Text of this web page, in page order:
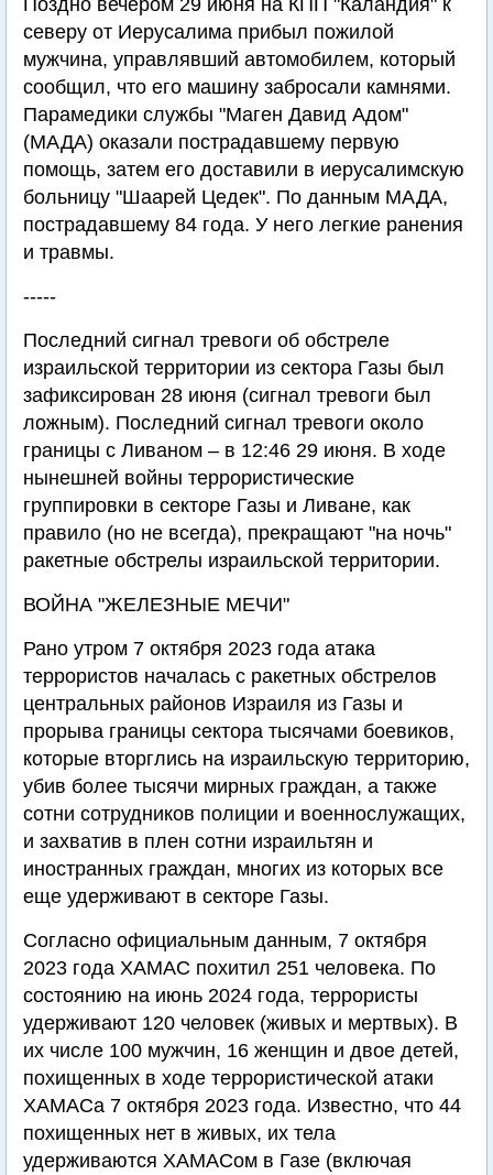
Поздно вечером 29 июня на КПП "Каландия" к
северу от Иерусалима прибыл пожилой
мужчина, управлявший автомобилем, который
сообщил, что его машину забросали камнями.
Парамедики службы "Маген Давид Адом"
(МАДА) оказали пострадавшему первую
помощь, затем его доставили в иерусалимскую
больницу "Шаарей Цедек". По данным МАДА,
пострадавшему 84 года. У него легкие ранения
и травмы.
-----
Последний сигнал тревоги об обстреле
израильской территории из сектора Газы был
зафиксирован 28 июня (сигнал тревоги был
ложным). Последний сигнал тревоги около
границы с Ливаном – в 12:46 29 июня. В ходе
нынешней войны террористические
группировки в секторе Газы и Ливане, как
правило (но не всегда), прекращают "на ночь"
ракетные обстрелы израильской территории.
ВОЙНА "ЖЕЛЕЗНЫЕ МЕЧИ"
Рано утром 7 октября 2023 года атака
террористов началась с ракетных обстрелов
центральных районов Израиля из Газы и
прорыва границы сектора тысячами боевиков,
которые вторглись на израильскую территорию,
убив более тысячи мирных граждан, а также
сотни сотрудников полиции и военнослужащих,
и захватив в плен сотни израильтян и
иностранных граждан, многих из которых все
еще удерживают в секторе Газы.
Согласно официальным данным, 7 октября
2023 года ХАМАС похитил 251 человека. По
состоянию на июнь 2024 года, террористы
удерживают 120 человек (живых и мертвых). В
их числе 100 мужчин, 16 женщин и двое детей,
похищенных в ходе террористической атаки
ХАМАСа 7 октября 2023 года. Известно, что 44
похищенных нет в живых, их тела
удерживаются ХАМАСом в Газе (включая